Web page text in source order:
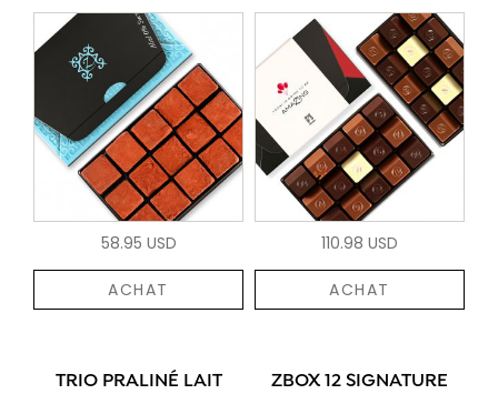
58.95 USD
ACHAT
110.98 USD
ACHAT
TRIO PRALINÉ LAIT ZBOX 12 SIGNATURE